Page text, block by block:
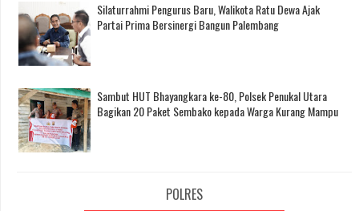
Silaturrahmi Pengurus Baru, Walikota Ratu Dewa Ajak
Partai Prima Bersinergi Bangun Palembang
Sambut HUT Bhayangkara ke-80, Polsek Penukal Utara
Bagikan 20 Paket Sembako kepada Warga Kurang Mampu
POLRES